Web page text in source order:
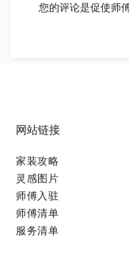
您的评论是促使师
网站链接
家装攻略
灵感图片
师傅入驻
师傅清单
服务清单